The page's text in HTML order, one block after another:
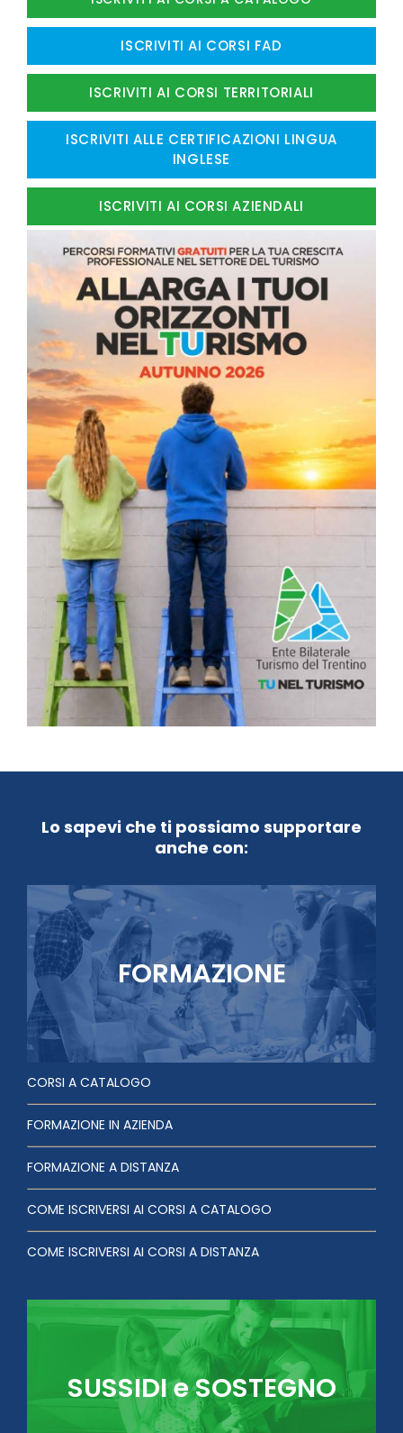
ISCRIVITI AI CORSI FAD
ISCRIVITI AI CORSI TERRITORIALI
ISCRIVITI ALLE CERTIFICAZIONI LINGUA
INGLESE
ISCRIVITI AI CORSI AZIENDALI
Lo sapevi che ti possiamo supportare
anche con:
FORMAZIONE
CORSI A CATALOGO
FORMAZIONE IN AZIENDA
FORMAZIONE A DISTANZA
COME ISCRIVERSI AI CORSI A CATALOGO
COME ISCRIVERSI AI CORSI A DISTANZA
SUSSIDI e SOSTEGNO